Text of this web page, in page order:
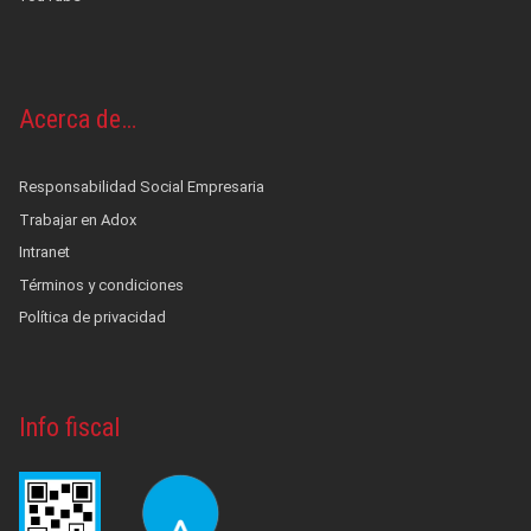
Acerca de…
Responsabilidad Social Empresaria
Trabajar en Adox
Intranet
Términos y condiciones
Política de privacidad
Info fiscal